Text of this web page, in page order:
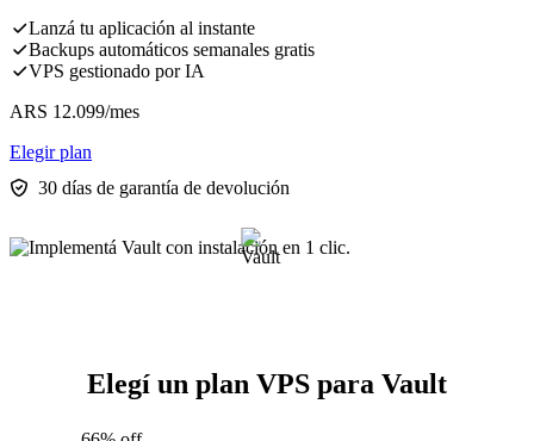
Lanzá tu aplicación al instante
Backups automáticos semanales gratis
VPS gestionado por IA
ARS 12.099/mes
Elegir plan
30 días de garantía de devolución
Elegí un plan VPS para Vault